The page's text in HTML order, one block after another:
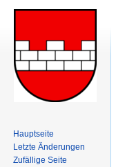
Hauptseite
Letzte Änderungen
Zufällige Seite